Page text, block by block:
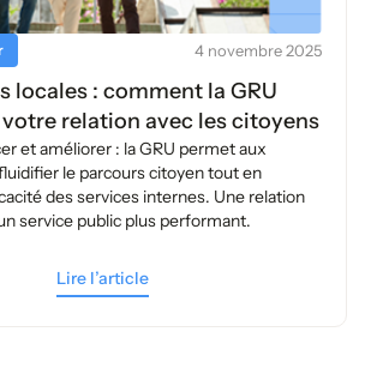
4 novembre 2025
locales : comment la GRU
relation avec les citoyens
et améliorer : la GRU permet aux
le parcours citoyen tout en
des services internes. Une relation
service public plus performant.
Lire l’article